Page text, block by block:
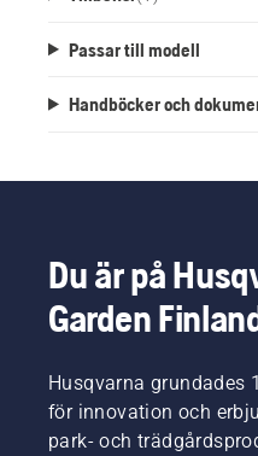
Passar till modell
Handböcker och
Du är på
Garden
Husqvarna grundades
för innovation och
park- och